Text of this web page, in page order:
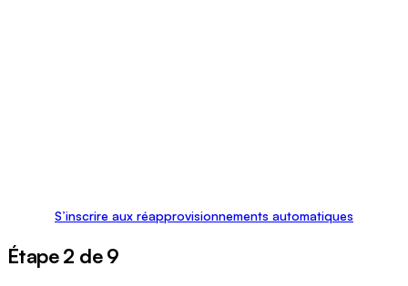
S’inscrire aux réapprovisionnements automatiques
Étape 2 de 9